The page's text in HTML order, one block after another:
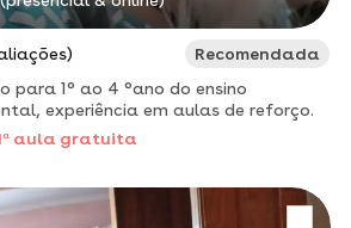
Recomendada
para 1° ao 4 °ano do ensino
experiência em aulas de reforço.
a aula gratuita